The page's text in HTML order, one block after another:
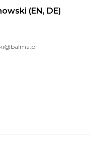
(EN, DE)